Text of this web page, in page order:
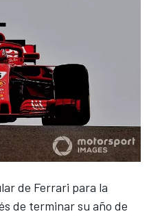
de Ferrari para la
de terminar su año de